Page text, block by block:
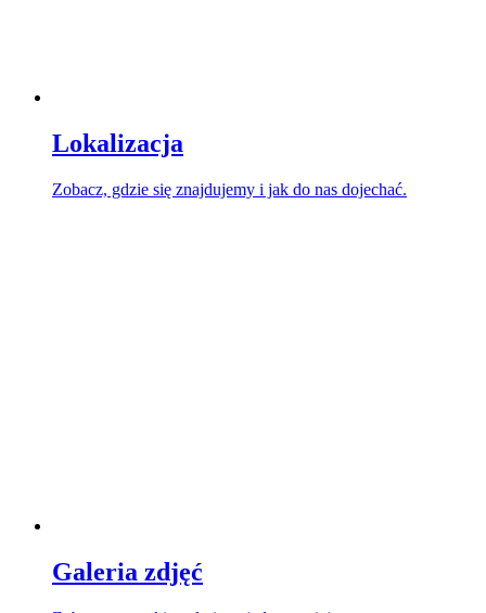
Lokalizacja
Zobacz, gdzie się znajdujemy i jak do nas dojechać.
Galeria zdjęć